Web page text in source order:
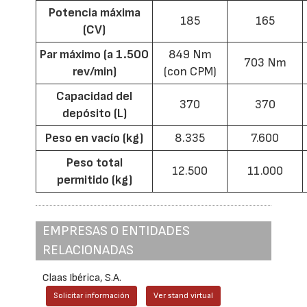
Potencia máxima
(CV)
185 165
Par máximo (a 1.500
rev/min)
849 Nm
(con CPM)
703 Nm
Capacidad del
depósito (L)
370 370
Peso en vacío (kg) 8.335
7.600
Peso total
permitido (kg)
12.500 11.000
EMPRESAS O ENTIDADES
RELACIONADAS
Claas Ibérica, S.A.
Solicitar información Ver stand virtual